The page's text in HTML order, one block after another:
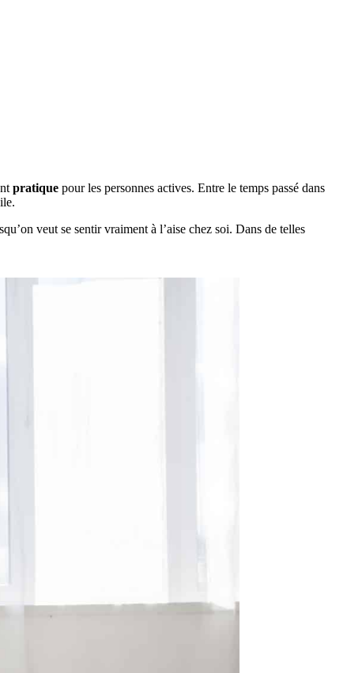
pratique pour les personnes actives. Entre le temps passé dans
veut se sentir vraiment à l’aise chez soi. Dans de telles